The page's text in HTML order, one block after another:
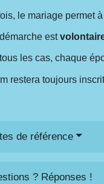
le mariage permet
est
les cas, chaque
restera toujours
de référence
? Réponses !